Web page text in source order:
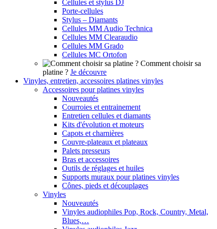
Cellules et stylus DJ
Porte-cellules
Stylus – Diamants
Cellules MM Audio Technica
Cellules MM Clearaudio
Cellules MM Grado
Cellules MC Ortofon
Comment choisir sa
platine ? Je découvre
Vinyles, entretien, accessoires platines vinyles
Accessoires pour platines vinyles
Nouveautés
Courroies et entrainement
Entretien cellules et diamants
Kits d'évolution et moteurs
Capots et charnières
Couvre-plateaux et plateaux
Palets presseurs
Bras et accessoires
Outils de réglages et huiles
Supports muraux pour platines vinyles
Cônes, pieds et découplages
Vinyles
Nouveautés
Vinyles audiophiles Pop, Rock, Country, Metal,
Blues,…